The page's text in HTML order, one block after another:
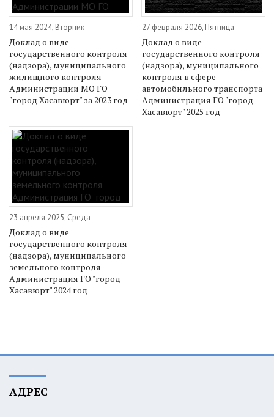
14 мая 2024, Вторник
Доклад о виде
государственного контроля
(надзора), муниципального
жилищного контроля
Администрации МО ГО
"город Хасавюрт" за 2023 год
27 февраля 2026, Пятница
Доклад о виде
государственного контроля
(надзора), муниципального
контроля в сфере
автомобильного транспорта
Администрация ГО "город
Хасавюрт" 2025 год
23 апреля 2025, Среда
Доклад о виде
государственного контроля
(надзора), муниципального
земельного контроля
Администрация ГО "город
Хасавюрт" 2024 год
АДРЕС